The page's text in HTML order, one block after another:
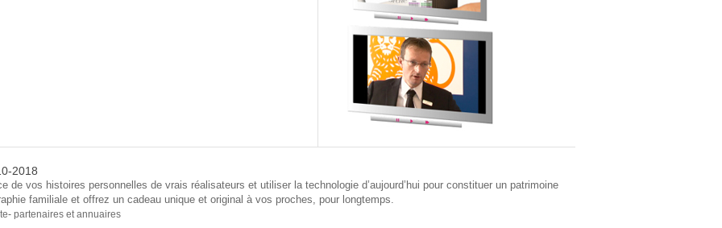
2018
de vos histoires personnelles de vrais réalisateurs et utiliser la technologie d’aujourd’hui pour constituer un patrimoine
familiale et offrez un cadeau unique et original à vos proches, pour longtemps.
- partenaires et annuaires